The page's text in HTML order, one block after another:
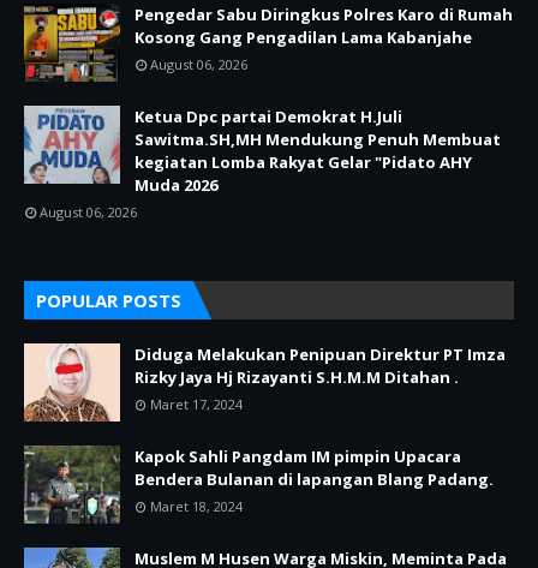
Pengedar Sabu Diringkus Polres Karo di Rumah
Kosong Gang Pengadilan Lama Kabanjahe
August 06, 2026
Ketua Dpc partai Demokrat H.Juli
Sawitma.SH,MH Mendukung Penuh Membuat
kegiatan Lomba Rakyat Gelar "Pidato AHY
Muda 2026
August 06, 2026
POPULAR POSTS
Diduga Melakukan Penipuan Direktur PT Imza
Rizky Jaya Hj Rizayanti S.H.M.M Ditahan .
Maret 17, 2024
Kapok Sahli Pangdam IM pimpin Upacara
Bendera Bulanan di lapangan Blang Padang.
Maret 18, 2024
Muslem M Husen Warga Miskin, Meminta Pada